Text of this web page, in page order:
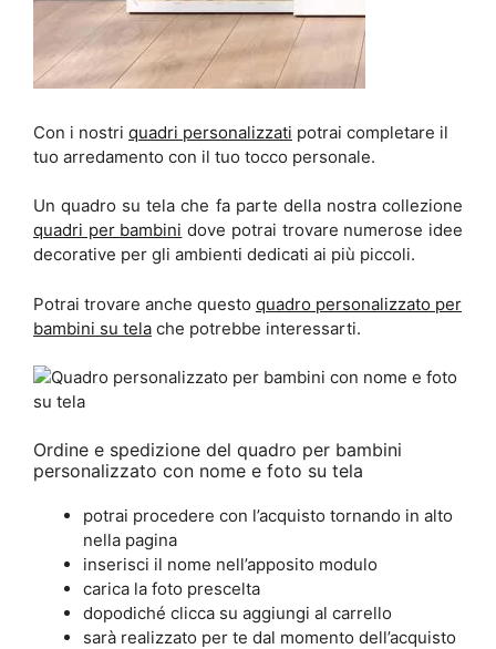
Con i nostri quadri personalizzati potrai completare il
tuo arredamento con il tuo tocco personale.
Un quadro su tela che fa parte della nostra collezione
quadri per bambini dove potrai trovare numerose idee
decorative per gli ambienti dedicati ai più piccoli.
Potrai trovare anche questo quadro personalizzato per
bambini su tela che potrebbe interessarti.
Ordine e spedizione del quadro per bambini
personalizzato con nome e foto su tela
potrai procedere con l’acquisto tornando in alto
nella pagina
inserisci il nome nell’apposito modulo
carica la foto prescelta
dopodiché clicca su aggiungi al carrello
sarà realizzato per te dal momento dell’acquisto